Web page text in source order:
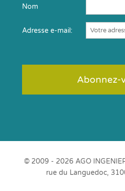
Nom
Adresse e-mail:
© 2009 - 2026 AGO
rue du Languedoc,